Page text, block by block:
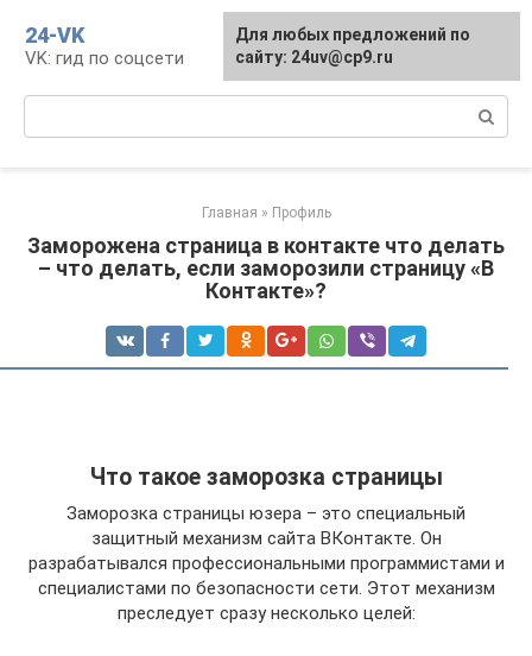
контенту
24-VK
VK: гид по соцсети
Главная » Профиль
Заморожена страница в контакте что делать
– что делать, если заморозили страницу «В
Контакте»?
Что такое заморозка страницы
Заморозка страницы юзера – это специальный
защитный механизм сайта ВКонтакте. Он
разрабатывался профессиональными программистами и
специалистами по безопасности сети. Этот механизм
преследует сразу несколько целей:
Для любых предложений по
сайту: 24uv@cp9.ru